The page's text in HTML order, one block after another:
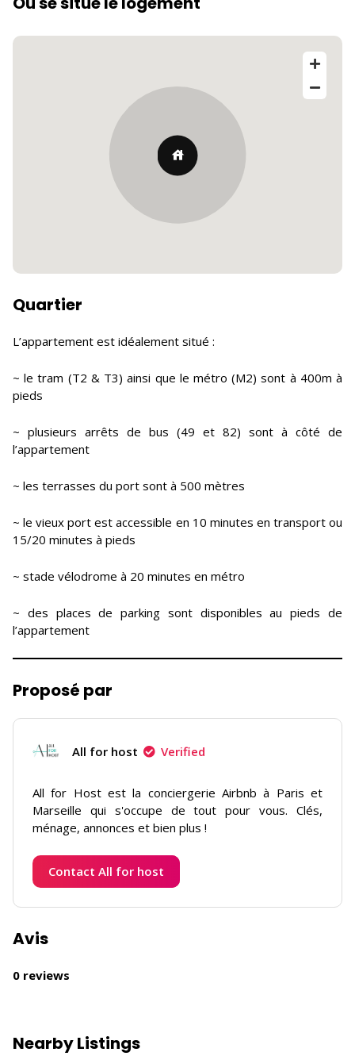
Quartier
L’appartement est idéalement situé :
~ le tram (T2 & T3) ainsi que le métro (M2) sont à 400m à
pieds
~ plusieurs arrêts de bus (49 et 82) sont à côté de
l’appartement
~ les terrasses du port sont à 500 mètres
~ le vieux port est accessible en 10 minutes en transport ou
15/20 minutes à pieds
~ stade vélodrome à 20 minutes en métro
~ des places de parking sont disponibles au pieds de
l’appartement
Proposé par
All for host Verified
All for Host est la conciergerie Airbnb à Paris et
Marseille qui s'occupe de tout pour vous. Clés,
ménage, annonces et bien plus !
Contact All for host
Avis
0 reviews
Nearby Listings